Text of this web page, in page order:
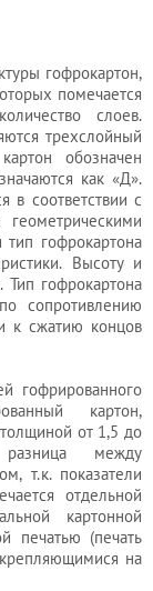
гофрокартон,
помечается
слоев.
трехслойный
обозначен
как «Д».
в соответствии с
гофрокартона
Высоту и
гофрокартона
сопротивлению
к сжатию концов
гофрированного
картон,
от 1,5 до
между
т.к. показатели
отдельной
картонной
печатью (печать
на